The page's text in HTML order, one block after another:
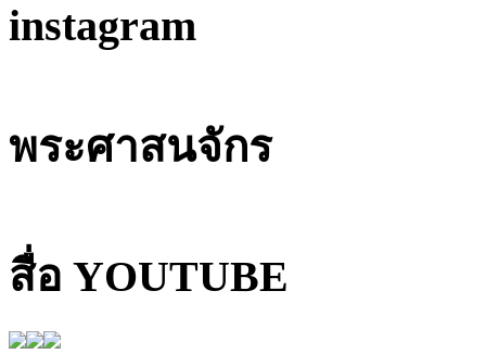
instagram
พระศาสนจักร
สื่อ YOUTUBE